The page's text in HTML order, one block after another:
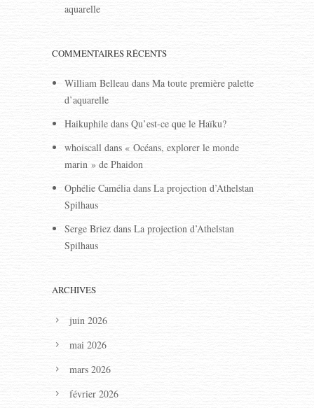
aquarelle
COMMENTAIRES RÉCENTS
William Belleau dansMa toute première palette
d’aquarelle
Haikuphile dansQu’est-ce que le Haïku?
whoiscall dans « Océans, explorer le monde
marin » de Phaidon
Ophélie Camélia dansLa projection d’Athelstan
Spilhaus
Serge Briez dansLa projection d’Athelstan
Spilhaus
ARCHIVES
juin 2026
mai 2026
mars 2026
février 2026